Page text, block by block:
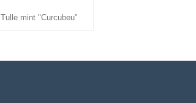
Tulle mint "Curcubeu"